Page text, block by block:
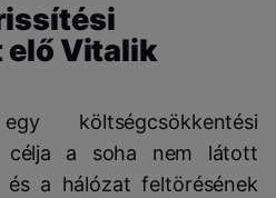
elő Vitalik
költségcsökkentési
célja a soha nem látott
és a hálózat feltörésének